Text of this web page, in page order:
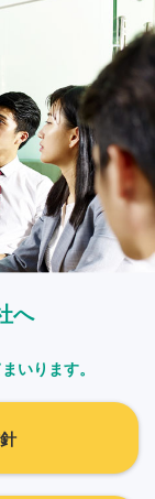
へ
いります。